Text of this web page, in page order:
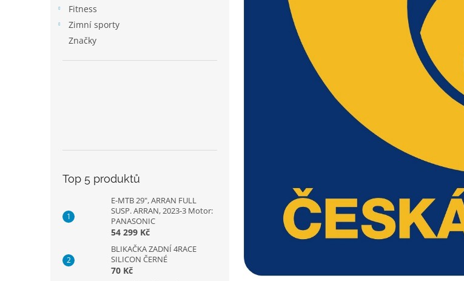
Fitness
Zimní sporty
Značky
Top 5 produktů
E-MTB 29", ARRAN FULL
SUSP. ARRAN, 2023-3 Motor:
PANASONIC
54 299 Kč
BLIKAČKA ZADNÍ 4RACE
SILICON ČERNÉ
70 Kč